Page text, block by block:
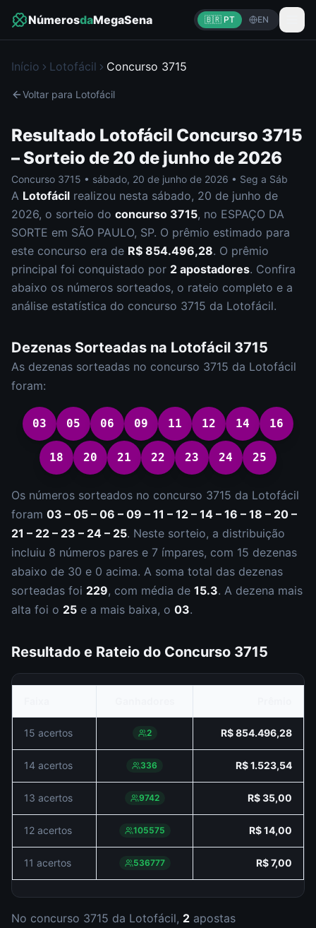
NúmerosdaMegaSena 🇧🇷 PT EN
Início Lotofácil Concurso 3715
Voltar para Lotofácil
Resultado Lotofácil Concurso 3715
– Sorteio de 20 de junho de 2026
Concurso 3715 • sábado, 20 de junho de 2026 • Seg a Sáb
A Lotofácil realizou nesta sábado, 20 de junho de
2026, o sorteio do concurso 3715, no ESPAÇO DA
SORTE em SÃO PAULO, SP. O prêmio estimado para
este concurso era de R$ 854.496,28. O prêmio
principal foi conquistado por 2 apostadores. Confira
abaixo os números sorteados, o rateio completo e a
análise estatística do concurso 3715 da Lotofácil.
Dezenas Sorteadas na Lotofácil 3715
As dezenas sorteadas no concurso 3715 da Lotofácil
foram:
03 05 06 09 11 12 14 16
18 20 21 22 23 24 25
Os números sorteados no concurso 3715 da Lotofácil
foram 03 – 05 – 06 – 09 – 11 – 12 – 14 – 16 – 18 – 20 –
21 – 22 – 23 – 24 – 25. Neste sorteio, a distribuição
incluiu 8 números pares e 7 ímpares, com 15 dezenas
abaixo de 30 e 0 acima. A soma total das dezenas
sorteadas foi 229, com média de 15.3. A dezena mais
alta foi o 25 e a mais baixa, o 03.
Resultado e Rateio do Concurso 3715
15 acertos 2 R$ 854.496,28
14 acertos 336 R$ 1.523,54
13 acertos 9742 R$ 35,00
12 acertos 105575 R$ 14,00
11 acertos 536777 R$ 7,00
No concurso 3715 da Lotofácil, 2 apostas